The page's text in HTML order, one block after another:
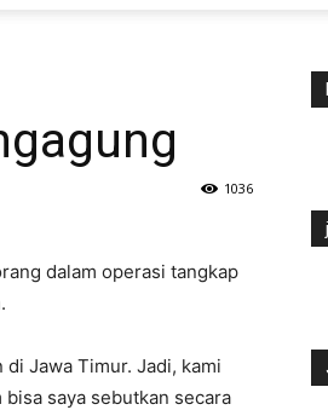
1036
dalam operasi tangkap
Jawa Timur. Jadi, kami
saya sebutkan secara